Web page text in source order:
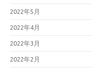
2022年5月
2022年4月
2022年3月
2022年2月